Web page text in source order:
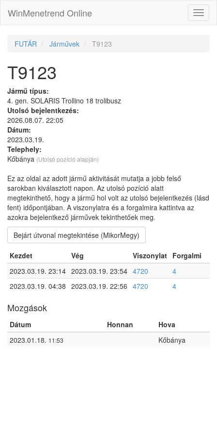
WinMenetrend Online
FUTÁR Járművek T9123
T9123
Jármű típus:
4. gen. SOLARIS Trollino 18 trolibusz
Utolsó bejelentkezés:
2026.08.07. 22:05
Dátum:
2023.03.19.
Telephely:
Kőbánya (Utolsó pozíció alapján)
Ez az oldal az adott jármű aktivitását mutatja a jobb felső
sarokban kiválasztott napon. Az utolsó pozíció alatt
megtekinthető, hogy a jármű hol volt az utolsó bejelentkezés (lásd
fent) időpontjában. A viszonylatra és a forgalmira kattintva az
azokra bejelentkező járművek tekinthetőek meg.
Bejárt útvonal megtekintése (MikorMegy)
Kezdet Vég Viszonylat Forgalmi
2023.03.19. 23:14 2023.03.19. 23:54 4720
4
2023.03.19. 04:38 2023.03.19. 22:56 4720 4
Mozgások
Dátum Honnan
Hova
2023.01.18. 11:53 Kőbánya